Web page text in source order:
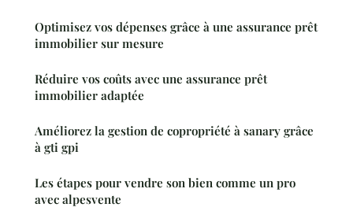
Optimisez vos dépenses grâce à une assurance prêt
immobilier sur mesure
Réduire vos coûts avec une assurance prêt
immobilier adaptée
Améliorez la gestion de copropriété à sanary grâce
à gti gpi
Les étapes pour vendre son bien comme un pro
avec alpesvente